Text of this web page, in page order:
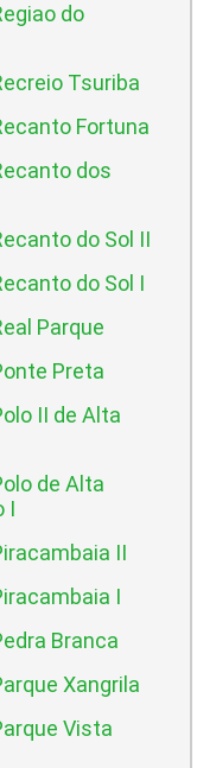
do
Tsuriba
Fortuna
dos
do Sol II
do Sol I
Parque
Preta
II de Alta
de Alta
I
II
I
Branca
Xangrila
Vista